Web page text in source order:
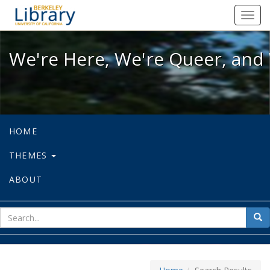
We're Here, We're Queer, and
We're Here, We're Queer,
HOME
THEMES
ABOUT
for